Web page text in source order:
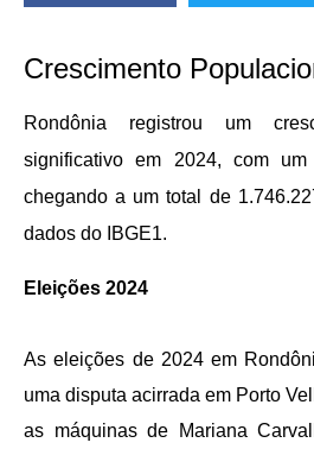
Crescimento
Rondônia registrou um
significativo em 2024, com
chegando a um total de
dados do IBGE1.
Eleições 2024
As eleições de 2024 em
uma disputa acirrada em Porto
as máquinas de Mariana